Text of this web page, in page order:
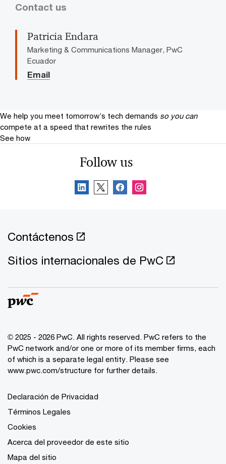
Contact us
Patricia Endara
Marketing & Communications Manager, PwC
Ecuador
Email
We help you meet tomorrow’s tech demands so you can
compete at a speed that rewrites the rules
See how
Follow us
Contáctenos
Sitios internacionales de PwC
© 2025 - 2026 PwC. All rights reserved. PwC refers to the
PwC network and/or one or more of its member firms, each
of which is a separate legal entity. Please see
www.pwc.com/structure for further details.
Declaración de Privacidad
Términos Legales
Cookies
Acerca del proveedor de este sitio
Mapa del sitio